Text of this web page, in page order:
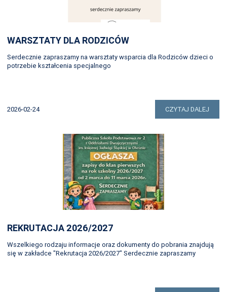
WARSZTATY DLA RODZICÓW
Serdecznie zapraszamy na warsztaty wsparcia dla Rodziców dzieci o
potrzebie kształcenia specjalnego
2026-02-24 CZYTAJ DALEJ
REKRUTACJA 2026/2027
Wszelkiego rodzaju informacje oraz dokumenty do pobrania znajdują
się w zakładce "Rekrutacja 2026/2027" Serdecznie zapraszamy